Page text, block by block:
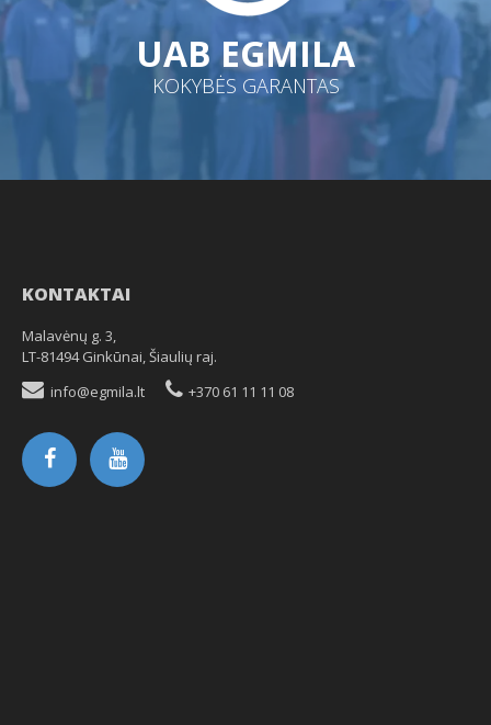
UAB EGMILA
KOKYBĖS GARANTAS
KONTAKTAI
Malavėnų g. 3,
LT-81494 Ginkūnai, Šiaulių raj.
info@egmila.lt
+370 61 11 11 08